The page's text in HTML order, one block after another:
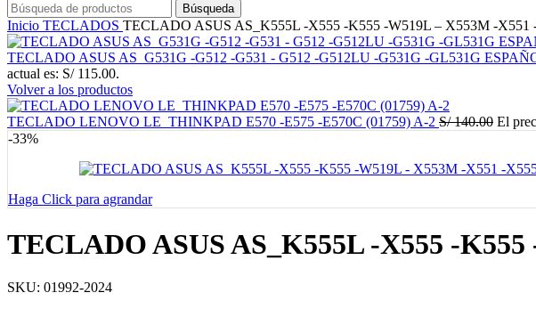
Búsqueda
Inicio TECLADOS TECLADO ASUS AS_K555L -X555 -K555 -W519L – X553M -X551
TECLADO ASUS AS_G531G -G512 -G531 - G512 -G512LU -G531G -GL531G
actual es: S/ 115.00.
Volver a los productos
TECLADO LENOVO LE_THINKPAD E570 -E575 -E570C (01759) A-2 S/140.00 El
-33%
Haga Click para agrandar
TECLADO ASUS AS_K555L -X555 -
SKU: 01992-2024